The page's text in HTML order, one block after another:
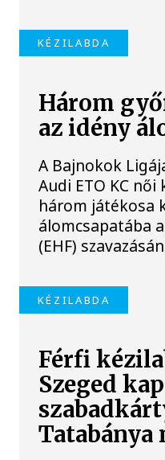
KÉZILABDA
Három
az idény
A Bajnokok
Audi ETO KC
három játékosa
álomcsapatába
(EHF)
KÉZILABDA
Férfi
Szeged
Tatabánya